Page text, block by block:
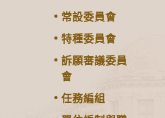
常設委員會
特種委員會
訴願審議委員
會
任務編組